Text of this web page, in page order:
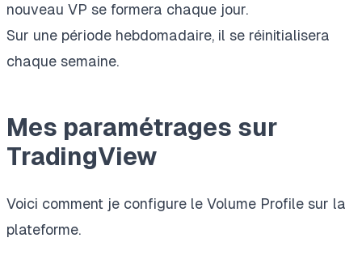
nouveau VP se formera chaque jour.
Sur une période hebdomadaire, il se réinitialisera
chaque semaine.
Mes paramétrages sur
TradingView
Voici comment je configure le Volume Profile sur la
plateforme.